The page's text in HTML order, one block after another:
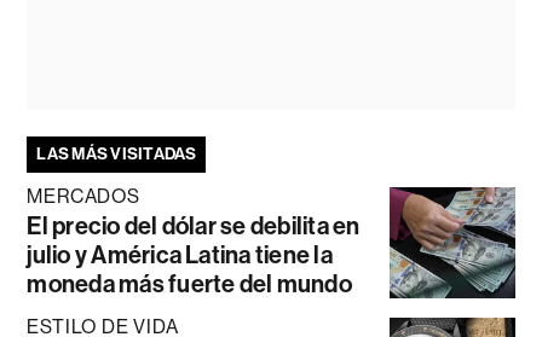
LAS MÁS VISITADAS
MERCADOS
El precio del dólar se debilita en
julio y América Latina tiene la
moneda más fuerte del mundo
ESTILO DE VIDA